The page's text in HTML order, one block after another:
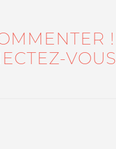
!
VOUS